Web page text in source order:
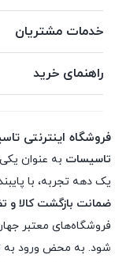
خدمات مشتریان
راهنمای خرید
فروشگاه اینترنتی
تاسیسات به عنوان
یک دهه تجربه، با
ضمانت بازگشت کالا و
فروشگاه‌های معتبر
شود. به محض ورود به